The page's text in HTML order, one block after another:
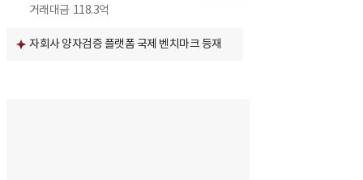
거래대금 118.3억
자회사 양자검증 플랫폼 국제 벤치마크 등재